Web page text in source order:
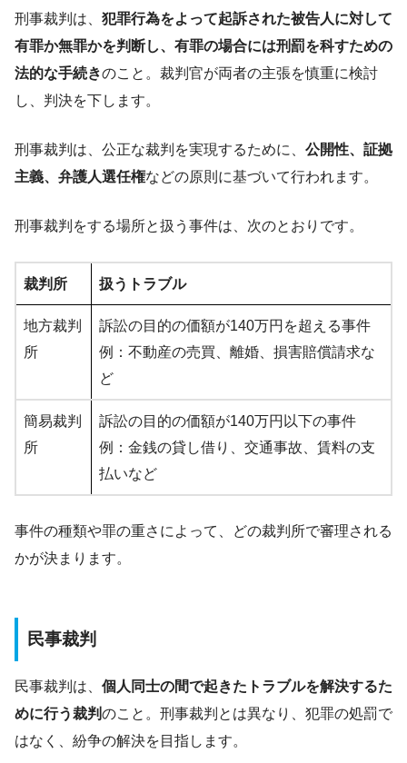
刑事裁判は、 犯罪行為をよって起訴された被告人に対して
有罪か無罪かを判断し、有罪の場合には刑罰を科すための
法的な手続きのこと。裁判官が両者の主張を慎重に検討
し、判決を下します。
刑事裁判は、公正な裁判を実現するために、 公開性、証拠
主義、弁護人選任権などの原則に基づいて行われます。
刑事裁判をする場所と扱う事件は、次のとおりです。
裁判所 扱うトラブル
地方裁判
所
訴訟の目的の価額が140万円を超える事件
例：不動産の売買、離婚、損害賠償請求な
ど
簡易裁判
所
訴訟の目的の価額が140万円以下の事件
例：金銭の貸し借り、交通事故、賃料の支
払いなど
事件の種類や罪の重さによって、どの裁判所で審理される
かが決まります。
民事裁判
民事裁判は、 個人同士の間で起きたトラブルを解決するた
めに行う裁判のこと。刑事裁判とは異なり、犯罪の処罰で
はなく、紛争の解決を目指します。